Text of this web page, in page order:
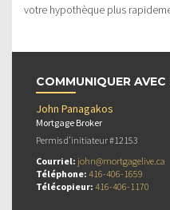
votre hypothèque plus
COMMUNIQUER AVEC
John Panagakos
Mortgage Broker
Permis d’initiateur #12153
Courriel: john@mortgagelive.ca
Téléphone: 416-406-1659
Télécopieur: 416-406-1170